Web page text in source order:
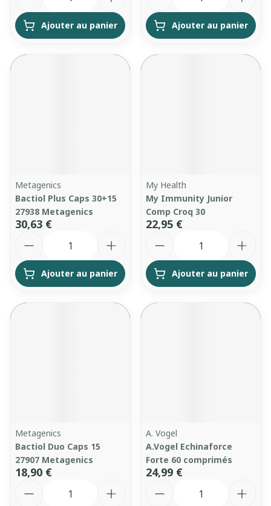
Ajouter au panier Ajouter au panier
Metagenics
Bactiol Plus Caps 30+15
27938 Metagenics
30,63 €
Ajouter au panier
My Health
My Immunity Junior
Comp Croq 30
22,95 €
Ajouter au panier
Metagenics
Bactiol Duo Caps 15
27907 Metagenics
18,90 €
A. Vogel
A.Vogel Echinaforce
Forte 60 comprimés
24,99 €